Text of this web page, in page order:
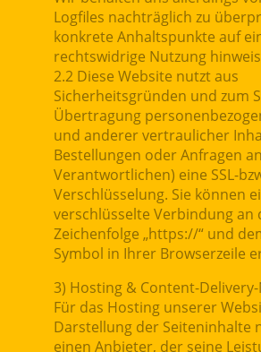
Logfiles nachträglich zu
konkrete Anhaltspunkte auf
rechtswidrige Nutzung
2.2 Diese Website nutzt aus
Sicherheitsgründen und zum
Übertragung
und anderer vertraulicher
Bestellungen oder Anfragen
Verantwortlichen) eine SSL-
Verschlüsselung. Sie können
verschlüsselte Verbindung an
Zeichenfolge „https://“ und
Symbol in Ihrer Browserzeile
3) Hosting & Content-
Für das Hosting unserer
Darstellung der Seiteninhalte
einen Anbieter, der seine